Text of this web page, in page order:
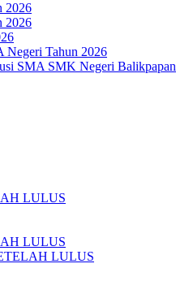
2026
2026
Negeri Tahun 2026
SMA SMK Negeri Balikpapan
LULUS
LULUS
LULUS